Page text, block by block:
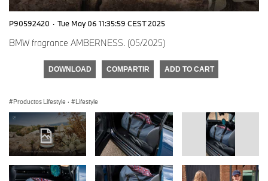
P90592420 · Tue May 06 11:35:59 CEST 2025
BMW fragrance AMBERNESS. (05/2025)
DOWNLOAD COMPARTIR ADD TO CART
Productos Lifestyle · Lifestyle